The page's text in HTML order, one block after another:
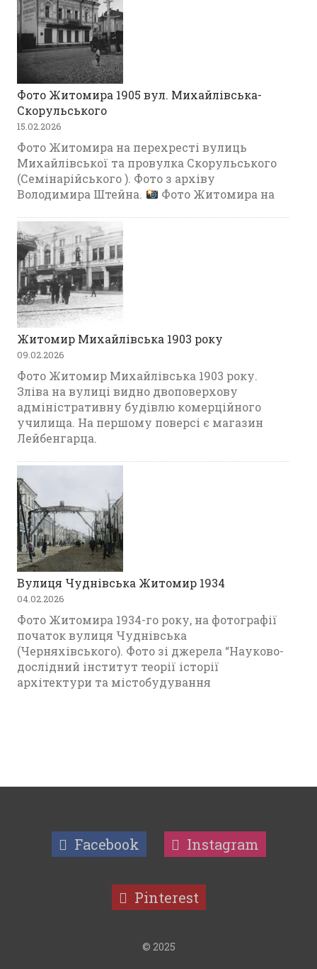
Фото Житомира 1905 вул. Михайлівська-
Скорульського
15.02.2026
Фото Житомира на перехресті вулиць
Михайлівської та провулка Скорульського
(Семінарійського ). Фото з архіву
Володимира Штейна.
Фото Житомира на
Житомир Михайлівська 1903 року
09.02.2026
Фото Житомир Михайлівська 1903 року.
Зліва на вулиці видно двоповерхову
адміністративну будівлю комерційного
училища. На першому поверсі є магазин
Лейбенгарца.
Вулиця Чуднівська Житомир 1934
04.02.2026
Фото Житомира 1934-го року, на фотографії
початок вулиця Чуднівська
(Черняхівського). Фото зі джерела “Науково-
дослідний інститут теорії історії
архітектури та містобудування
Facebook Instagram
Pinterest
© 2025